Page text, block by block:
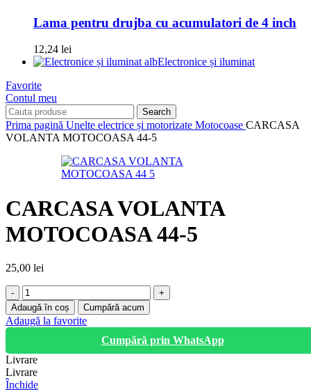
Lama pentru drujba cu acumulatori de 4 inch
12,24 lei
Electronice și iluminat
Favorite
Contul meu
Search
Prima pagină Unelte electrice și motorizate Motocoase CARCASA
VOLANTA MOTOCOASA 44-5
CARCASA VOLANTA
MOTOCOASA 44-5
25,00 lei
Cantitate
CARCASA
VOLANTA
MOTOCOASA
5
Adaugă în coș Cumpără acum
Adaugă la favorite
Cumpără prin WhatsApp
Livrare
Livrare
Închide